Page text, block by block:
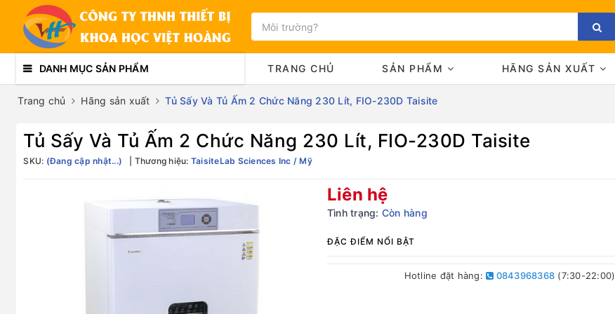
DANH MỤC SẢN PHẨM TRANG CHỦ SẢN PHẨM HÃNG SẢN XUẤT
Trang chủ Hãng sản xuất Tủ Sấy Và Tủ Ấm 2 Chức Năng 230 Lít, FIO-230D Taisite
Tủ Sấy Và Tủ Ấm 2 Chức Năng 230 Lít, FIO-230D Taisite
SKU: (Đang cập nhật...) Thương hiệu: TaisiteLab Sciences Inc / Mỹ
Liên hệ
Tình trạng: Còn hàng
ĐẶC ĐIỂM NỔI BẬT
Hotline đặt hàng: 0843968368 (7:30-22:00)